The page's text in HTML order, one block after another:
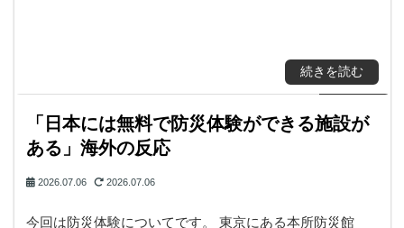
続きを読む
「日本には無料で防災体験ができる施設が
ある」海外の反応
2026.07.06 2026.07.06
今回は防災体験についてです。 東京にある本所防災館